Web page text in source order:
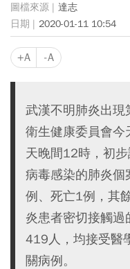
達志
2020-01-11 10:54
+A -A
武漢不明肺炎出
衛生健康委員會
天晚間12時，初
病毒感染的肺炎
例、死亡1例，其
炎患者密切接觸
419人，均接受醫
關病例。